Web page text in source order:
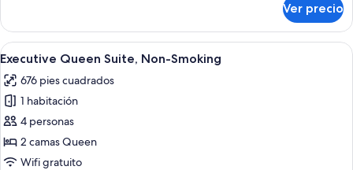
Smoking
King
Suite,
Non
Ver precio
Abrir
todas
las
fotos
de
Executive
Queen
Una habitación de hotel moderna
6
Executive Queen Suite, Non-Smoking
676 pies cuadrados
1 habitación
4 personas
2 camas Queen
Wifi gratuito